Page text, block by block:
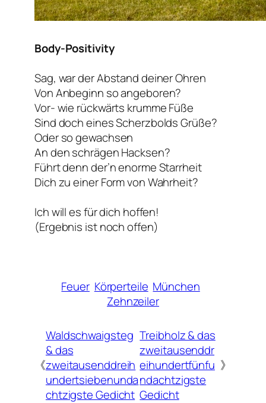
Body-Positivity
Sag, war der Abstand deiner Ohren
Von Anbeginn so angeboren?
Vor- wie rückwärts krumme Füße
Sind doch eines Scherzbolds Grüße?
Oder so gewachsen
An den schrägen Hacksen?
Führt denn der’n enorme Starrheit
Dich zu einer Form von Wahrheit?
Ich will es für dich hoffen!
(Ergebnis ist noch offen)
Feuer Körperteile München
Zehnzeiler
《
Waldschwaigsteg
& das
zweitausenddreih
undertsiebenunda
chtzigste Gedicht
Treibholz & das
zweitausenddr
eihundertfünfu
ndachtzigste
Gedicht
》